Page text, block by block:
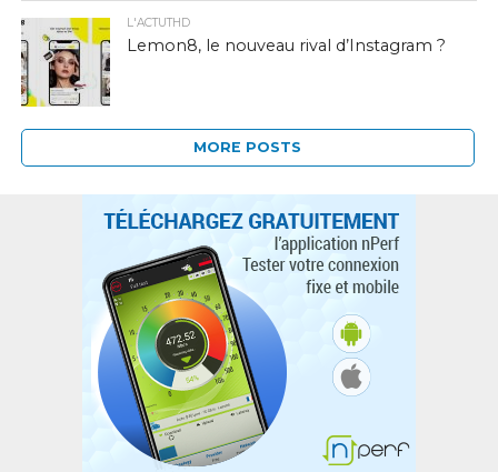
L'ACTUTHD
Lemon8, le nouveau rival d’Instagram ?
MORE POSTS